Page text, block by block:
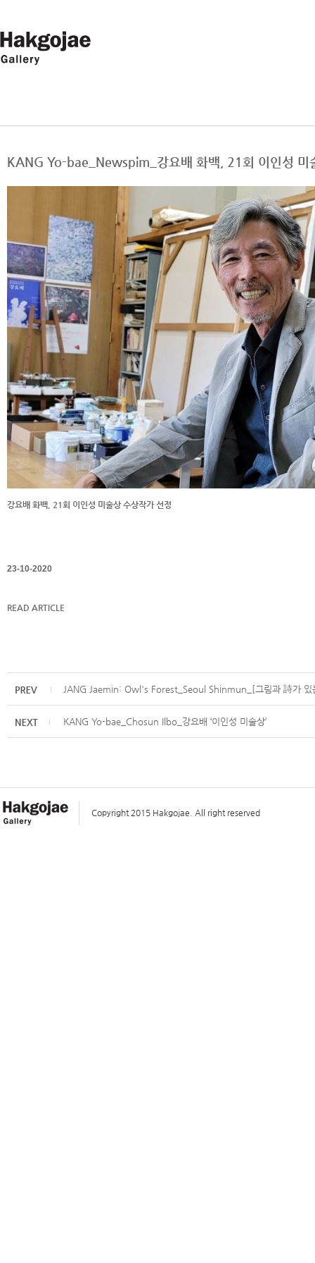
KANG Yo-bae_Newspim_강요배 화백, 21회 이인성 미
강요배 화백, 21회 이인성 미술상 수상작가 선정
23-10-2020
READ ARTICLE
JANG Jaemin: Owl's Forest_Seoul Shinmun_[그림과 詩가 있
KANG Yo-bae_Chosun Ilbo_강요배 ‘이인성 미술상’
Copyright 2015 Hakgojae. All right reserved